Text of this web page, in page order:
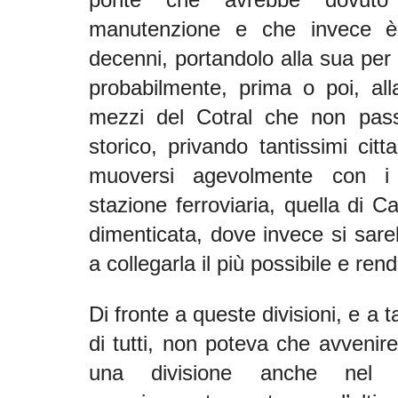
manutenzione e che invece
decenni, portandolo alla sua
probabilmente, prima o poi,
mezzi del Cotral che non
storico, privando tantissimi
muoversi agevolmente con
stazione ferroviaria, quella di
dimenticata, dove invece si
a collegarla il più possibile e
Di fronte a queste divisioni, e a
di tutti, non poteva che
una divisione anche nel